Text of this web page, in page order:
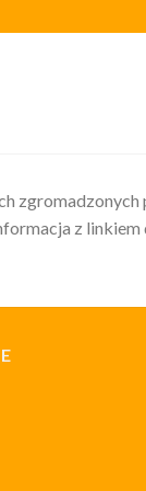
zgromadzonych
z linkiem